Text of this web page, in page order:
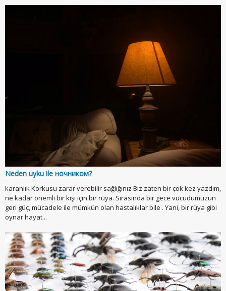
Neden uyku ile ночником?
karanlık Korkusu zarar verebilir sağlığınız Biz zaten bir çok kez yazdım,
ne kadar önemli bir kişi için bir rüya. Sırasında bir gece vücudumuzun
geri güç, mücadele ile mümkün olan hastalıklar bile . Yani, bir rüya gibi
oynar hayat...